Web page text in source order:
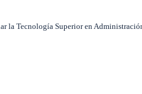
la Tecnología Superior en